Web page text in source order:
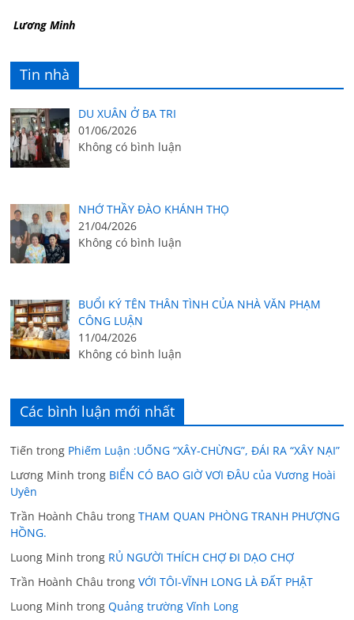
Lương Minh
Tin nhà
DU XUÂN Ở BA TRI
01/06/2026
Không có bình luận
NHỚ THẦY ĐÀO KHÁNH THỌ
21/04/2026
Không có bình luận
BUỔI KÝ TÊN THÂN TÌNH CỦA NHÀ VĂN PHẠM
CÔNG LUẬN
11/04/2026
Không có bình luận
Các bình luận mới nhất
Tiến trong Phiếm Luận :UỐNG “XÂY-CHỪNG”, ĐÁI RA “XÂY NẠI”
Lương Minh trong BIỂN CÓ BAO GIỜ VƠI ĐÂU của Vương Hoài
Uyên
Trần Hoành Châu trongTHAM QUAN PHÒNG TRANH PHƯỢNG
HỒNG.
Luong Minh trong RỦ NGƯỜI THÍCH CHỢ ĐI DẠO CHỢ
Trần Hoành Châu trongVỚI TÔI-VĨNH LONG LÀ ĐẤT PHẬT
Luong Minh trongQuảng trường Vĩnh Long